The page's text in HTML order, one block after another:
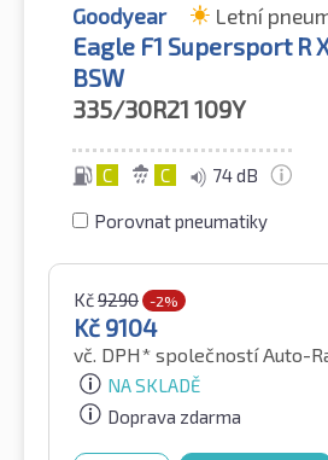
Goodyear Letní
Eagle F1 Supersport R
BSW
335/30R21 109Y
C C 74 dB
Porovnat pneumatiky
Kč9290 -2%
Kč 9104
vč. DPH* společností Auto-
NA SKLADĚ
Doprava zdarma